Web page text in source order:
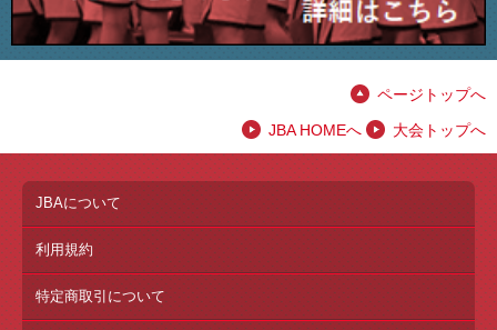
ページトップへ
JBA HOMEへ
大会トップへ
JBAについて
利用規約
特定商取引について